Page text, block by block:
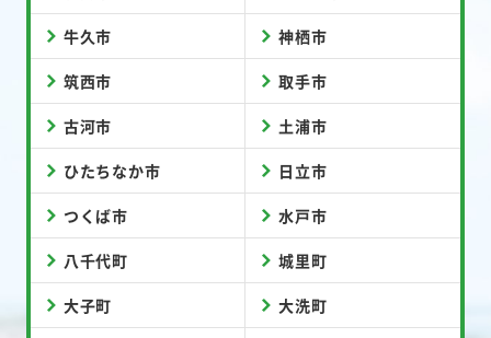
牛久市 神栖市
筑西市 取手市
古河市 土浦市
ひたちなか市 日立市
つくば市 水戸市
八千代町 城里町
大子町 大洗町